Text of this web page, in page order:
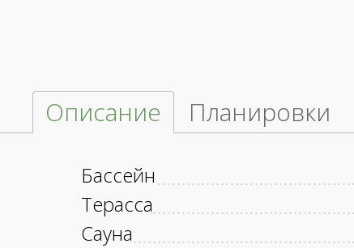
Описание Планировки
Бассейн
Терасса
Сауна